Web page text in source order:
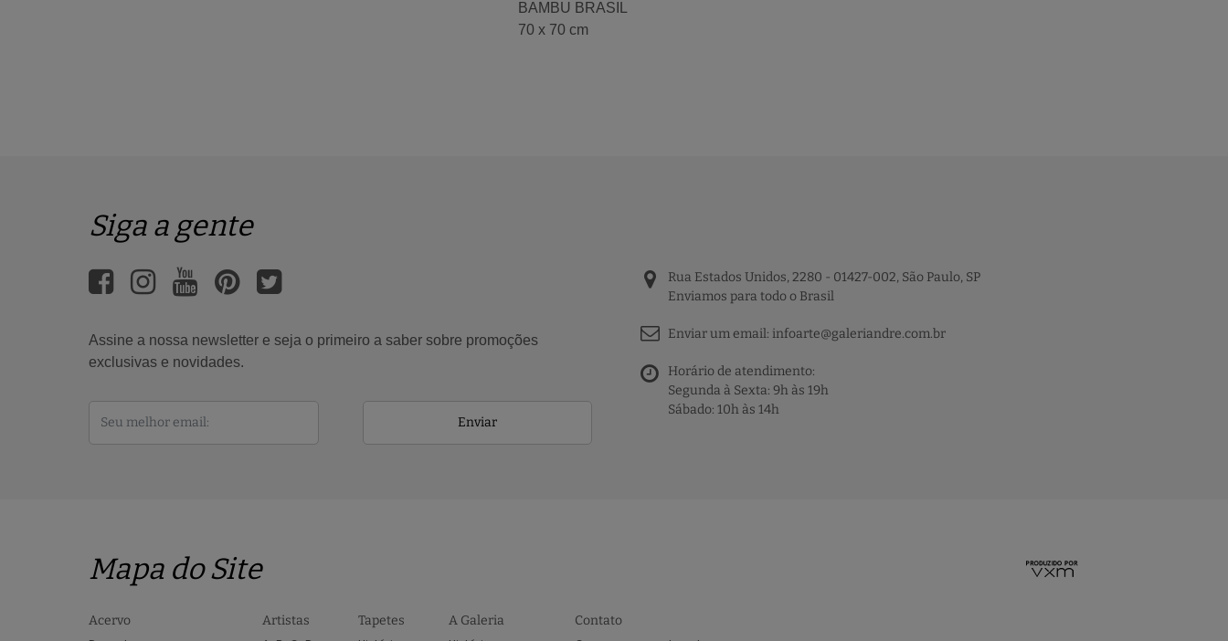
BAMBU BRASIL
70 x 70 cm
Siga a gente
Assine a nossa newsletter e seja o primeiro a saber sobre promoções
exclusivas e novidades.
Enviar
Rua Estados Unidos, 2280 - 01427-002, São Paulo, SP
Enviamos para todo o Brasil
Enviar um email: infoarte@galeriandre.com.br
Horário de atendimento:
Segunda à Sexta: 9h às 19h
Sábado: 10h às 14h
Mapa do Site
Acervo
Artistas
Tapetes
A Galeria
Contato